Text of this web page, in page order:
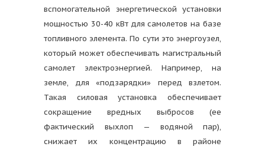
вспомогательной энергетической установки
мощностью 30-40 кВт для самолетов на базе
топливного элемента. По сути это энергоузел,
который может обеспечивать магистральный
самолет электроэнергией. Например, на
земле, для «подзарядки» перед взлетом.
Такая силовая установка обеспечивает
сокращение вредных выбросов (ее
фактический выхлоп — водяной пар),
снижает их концентрацию в районе